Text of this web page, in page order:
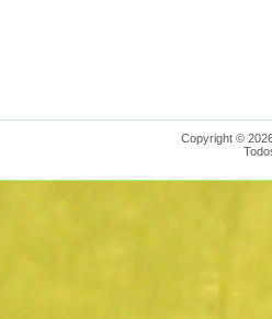
Copyright ©